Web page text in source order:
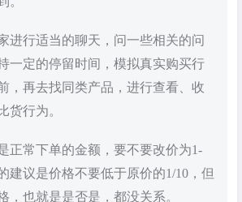
进行适当的聊天，问一些相关的问
一定的停留时间，模拟真实购买行
，再去找同类产品，进行查看、收
货行为。
正常下单的金额，要不要改价为1-
建议是价格不要低于原价的1/10，但
，也就是是否是，都没关系。